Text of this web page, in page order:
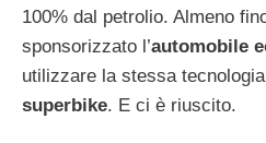
100% dal petrolio. Almeno
sponsorizzato l’automobile
utilizzare la stessa
superbike. E ci è riuscito.